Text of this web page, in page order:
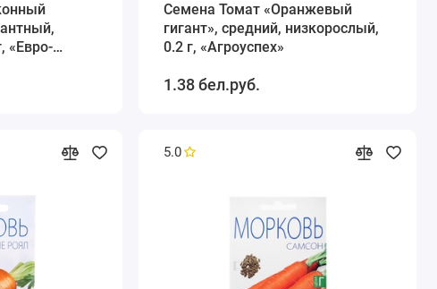
«Евро-
Семена Томат «Оранжевый
гигант», средний, низкорослый,
0.2 г, «Агроуспех»
1.38 бел.руб.
5.0